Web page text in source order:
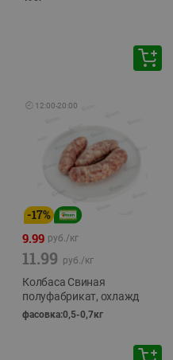
🕘 12:00-20:00
-17%
9.99 руб./кг
11.99 руб./кг
Колбаса Свиная
полуфабрикат, охлажд
фасовка:0,5-0,7кг